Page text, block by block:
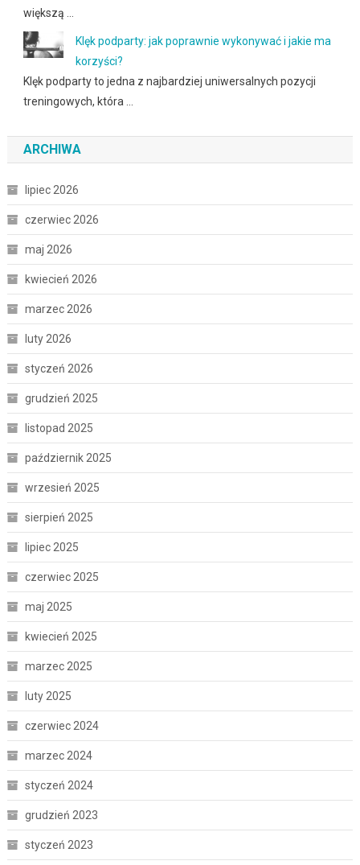
większą …
Klęk podparty: jak poprawnie wykonywać i jakie ma
korzyści?
Klęk podparty to jedna z najbardziej uniwersalnych pozycji
treningowych, która …
ARCHIWA
lipiec 2026
czerwiec 2026
maj 2026
kwiecień 2026
marzec 2026
luty 2026
styczeń 2026
grudzień 2025
listopad 2025
październik 2025
wrzesień 2025
sierpień 2025
lipiec 2025
czerwiec 2025
maj 2025
kwiecień 2025
marzec 2025
luty 2025
czerwiec 2024
marzec 2024
styczeń 2024
grudzień 2023
styczeń 2023